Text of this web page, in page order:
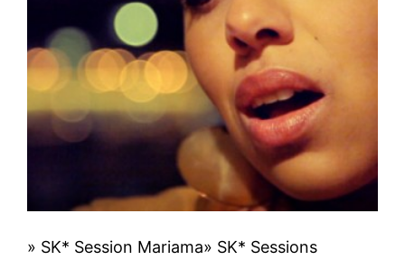
» SK* Session Mariama» SK* Sessions